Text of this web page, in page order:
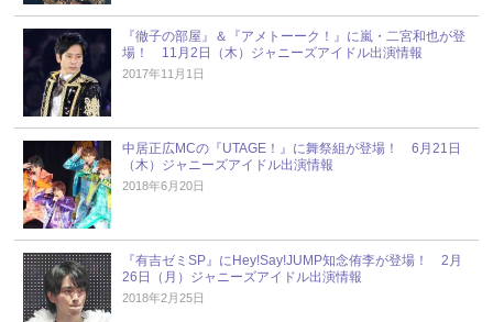
『徹子の部屋』＆『アメトーーク！』に嵐・二宮和也が登
場！ 11月2日（木）ジャニーズアイドル出演情報
2017年11月1日
中居正広MCの『UTAGE！』に舞祭組が登場！ 6月21日
（木）ジャニーズアイドル出演情報
2018年6月20日
『有吉ゼミSP』にHey!Say!JUMP知念侑李が登場！ 2月
26日（月）ジャニーズアイドル出演情報
2018年2月25日